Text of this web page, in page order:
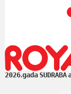
2026.gada SUDRABA